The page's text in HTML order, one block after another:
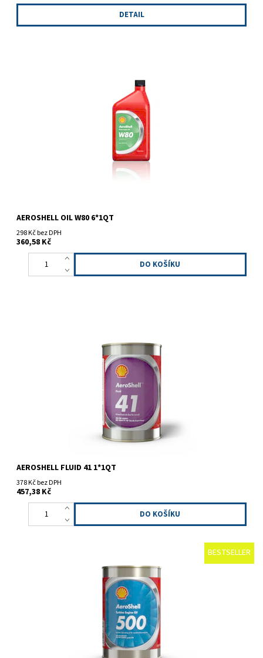
DETAIL
Minerální olej s nekovovými disperzantními aditivy.
AEROSHELL OIL W80 6*1QT
298 Kč bez DPH
360,58 Kč
Hydraulická kapalina superčistá MIL-PRF-83282D
AEROSHELL FLUID 41 1*1QT
378 Kč bez DPH
457,38 Kč
BESTSELLER
Syntetický olej 5 mm²/s. Obsahuje aditiva pro lepší tepelnou a